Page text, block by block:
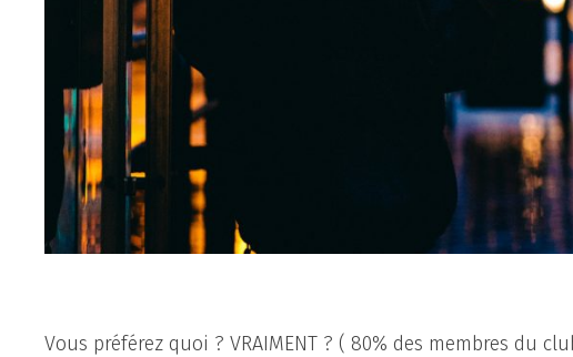
Vous préférez quoi ? VRAIMENT ? ( 80% des membres du